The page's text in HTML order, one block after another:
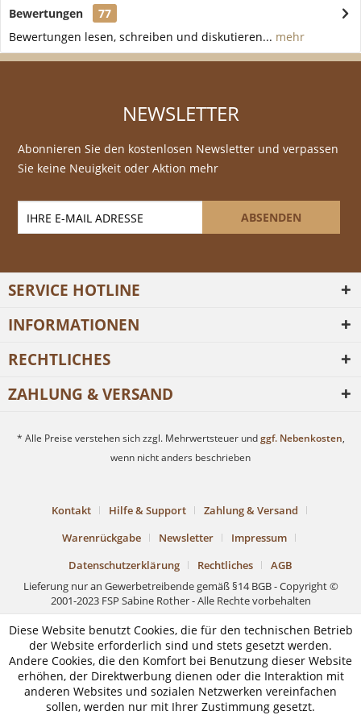
Bewertungen
77
Bewertungen lesen, schreiben und diskutieren... mehr
NEWSLETTER
Abonnieren Sie den kostenlosen Newsletter und verpassen
Sie keine Neuigkeit oder Aktion mehr
ABSENDEN
SERVICE HOTLINE
INFORMATIONEN
RECHTLICHES
ZAHLUNG & VERSAND
* Alle Preise verstehen sich zzgl. Mehrwertsteuer undggf. Nebenkosten,
wenn nicht anders beschrieben
Kontakt Hilfe & Support
Zahlung & Versand
Warenrückgabe
Newsletter
Impressum
Datenschutzerklärung
Rechtliches
AGB
Lieferung nur an Gewerbetreibende gemäß §14 BGB - Copyright ©
2001-2023 FSP Sabine Rother - Alle Rechte vorbehalten
Diese Website benutzt Cookies, die für den technischen Betrieb
der Website erforderlich sind und stets gesetzt werden.
Andere Cookies, die den Komfort bei Benutzung dieser Website
erhöhen, der Direktwerbung dienen oder die Interaktion mit
anderen Websites und sozialen Netzwerken vereinfachen
sollen, werden nur mit Ihrer Zustimmung gesetzt.